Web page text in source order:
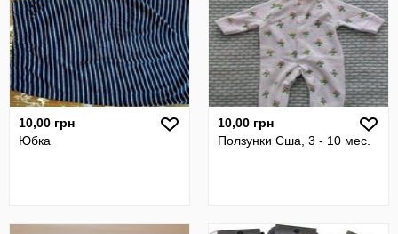
10,00 грн
Юбка
10,00 грн
Ползунки Сша, 3 - 10 мес.